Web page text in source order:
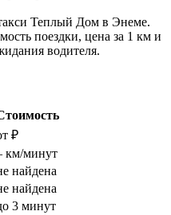
Теплый Дом в Энеме.
поездки, цена за 1 км и
водителя.
₽
км/минут
найдена
найдена
3 минут